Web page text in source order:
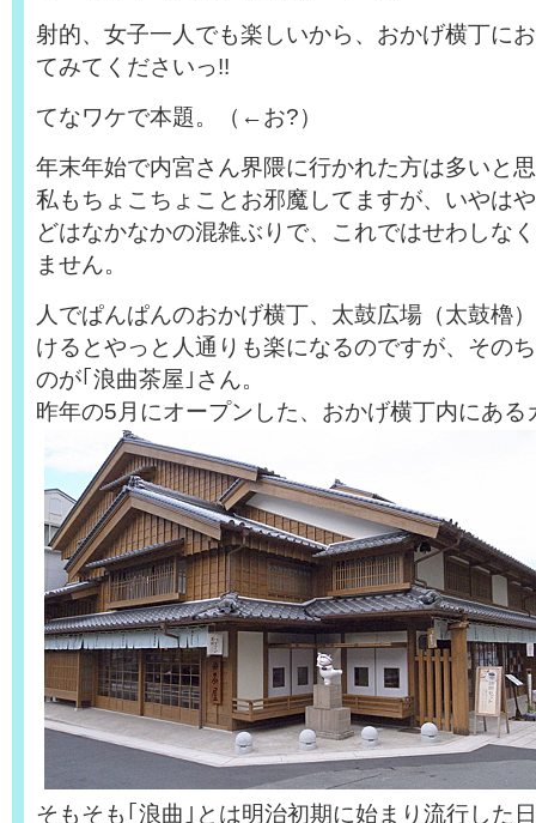
射的、女子一人でも楽しいから、おかげ横丁に
てみてくださいっ!!
てなワケで本題。（←お?）
年末年始で内宮さん界隈に行かれた方は多いと
私もちょこちょことお邪魔してますが、いやは
どはなかなかの混雑ぶりで、これではせわしな
ません。
人でぱんぱんのおかげ横丁、太鼓広場（太鼓櫓
けるとやっと人通りも楽になるのですが、その
のが｢浪曲茶屋｣さん。
昨年の5月にオープンした、おかげ横丁内にある
そもそも｢浪曲｣とは明治初期に始まり流行した